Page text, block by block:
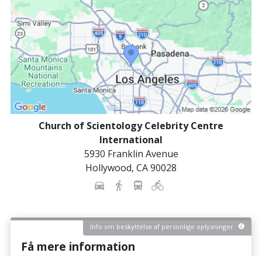
Church of Scientology Celebrity Centre
International
5930 Franklin Avenue
Hollywood, CA90028
Info om beskyttelse af personlige oplysninger
Få mere information